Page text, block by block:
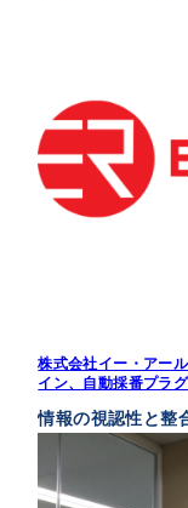
株式会社イー・アー
イン、自動採番プラ
情報の視認性と整